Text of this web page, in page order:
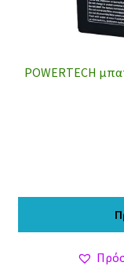
POWERTECH μπαταρία